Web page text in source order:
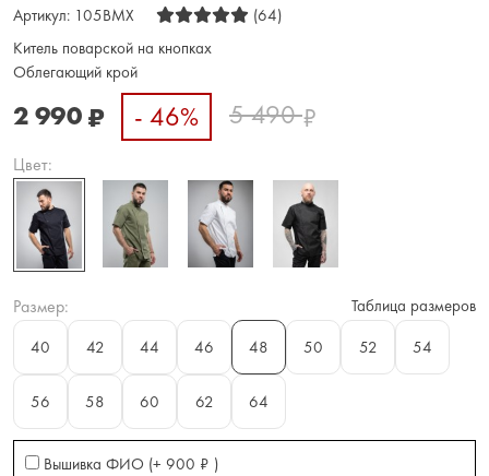
Артикул: 105BMX
(64)
Китель поварской на кнопках
Облегающий крой
2 990₽ - 46% 5 490₽
Цвет:
Размер:
Таблица размеров
40
42 44 46 48 50 52 54
56 58 60 62 64
Вышивка ФИО (+ 900 ₽ )